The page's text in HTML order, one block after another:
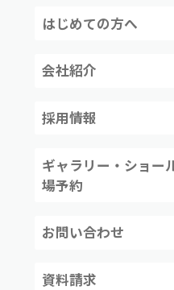
はじめての方へ
会社紹介
採用情報
ギャラリー・ショー
場予約
お問い合わせ
資料請求